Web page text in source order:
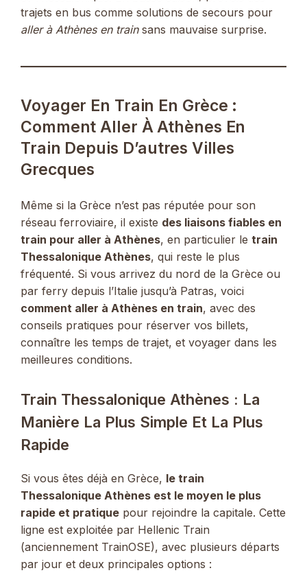
trajets en bus comme solutions de secours pour
aller à Athènes en trainsans mauvaise surprise.
Voyager En Train En Grèce :
Comment Aller À Athènes En
Train Depuis D’autres Villes
Grecques
Même si la Grèce n’est pas réputée pour son
réseau ferroviaire, il existe des liaisons fiables en
train pour aller à Athènes, en particulier le train
Thessalonique Athènes, qui reste le plus
fréquenté. Si vous arrivez du nord de la Grèce ou
par ferry depuis l’Italie jusqu’à Patras, voici
comment aller à Athènes en train, avec des
conseils pratiques pour réserver vos billets,
connaître les temps de trajet, et voyager dans les
meilleures conditions.
Train Thessalonique Athènes : La
Manière La Plus Simple Et La Plus
Rapide
Si vous êtes déjà en Grèce, le train
Thessalonique Athènes est le moyen le plus
rapide et pratique pour rejoindre la capitale. Cette
ligne est exploitée par Hellenic Train
(anciennement TrainOSE), avec plusieurs départs
par jour et deux principales options :